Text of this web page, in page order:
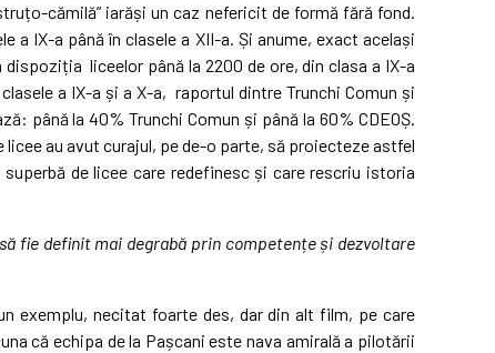
cămilă” iarăși un caz nefericit de formă fără fond.
a IX-a până în clasele a XII-a. Și anume, exact același
liceelor până la 2200 de ore, din clasa a IX-a
a IX-a și a X-a, raportul dintre Trunchi Comun și
până la 40% Trunchi Comun și până la 60% CDEOȘ.
au avut curajul, pe de-o parte, să proiecteze astfel
de licee care redefinesc și care rescriu istoria
fie definit mai degrabă prin competențe și dezvoltare
exemplu, necitat foarte des, dar din alt film, pe care
că echipa de la Pașcani este nava amirală a pilotării